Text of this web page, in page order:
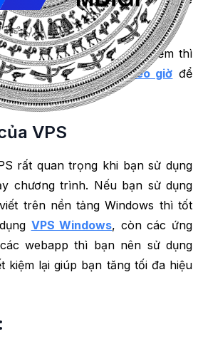
dụng VPS để test phần mềm thì
cân nhắcthuê VPS theo giờ để
VPS
rất quan trọng khi bạn sử dụng
chương trình. Nếu bạn sử dụng
trên nền tảng Windows thì tốt
VPS Windows, còn các ứng
webapp thì bạn nên sử dụng
kiệm lại giúp bạn tăng tối đa hiệu